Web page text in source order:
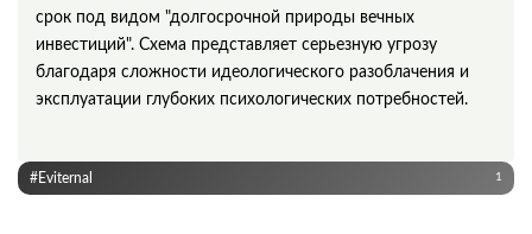
срок под видом "долгосрочной природы вечных
инвестиций". Схема представляет серьезную угрозу
благодаря сложности идеологического разоблачения и
эксплуатации глубоких психологических потребностей.
#Eviternal 1